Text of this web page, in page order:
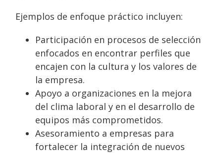
Ejemplos de enfoque práctico incluyen:
Participación en procesos de selección
enfocados en encontrar perfiles que
encajen con la cultura y los valores de
la empresa.
Apoyo a organizaciones en la mejora
del clima laboral y en el desarrollo de
equipos más comprometidos.
Asesoramiento a empresas para
fortalecer la integración de nuevos